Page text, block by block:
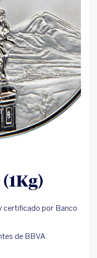
certificado por Banco
de BBVA